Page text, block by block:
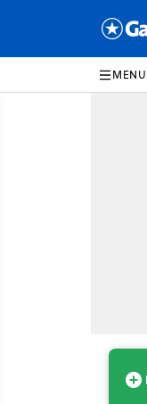
MENU